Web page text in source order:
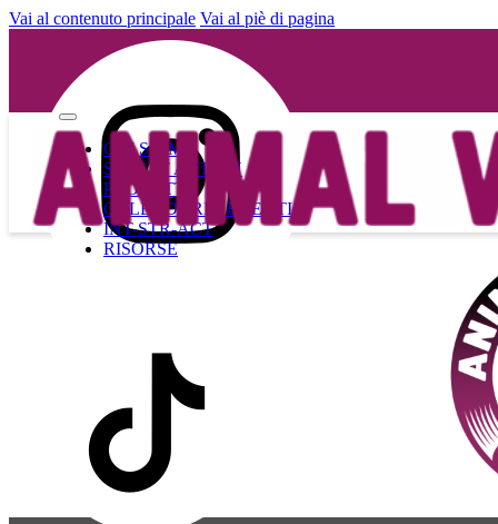
Vai al contenuto principale Vai al piè di pagina
CHI SIAMO
STREET ACTION
PROGETTI
CALENDARIO EVENTI
INT-STR-ACT
RISORSE